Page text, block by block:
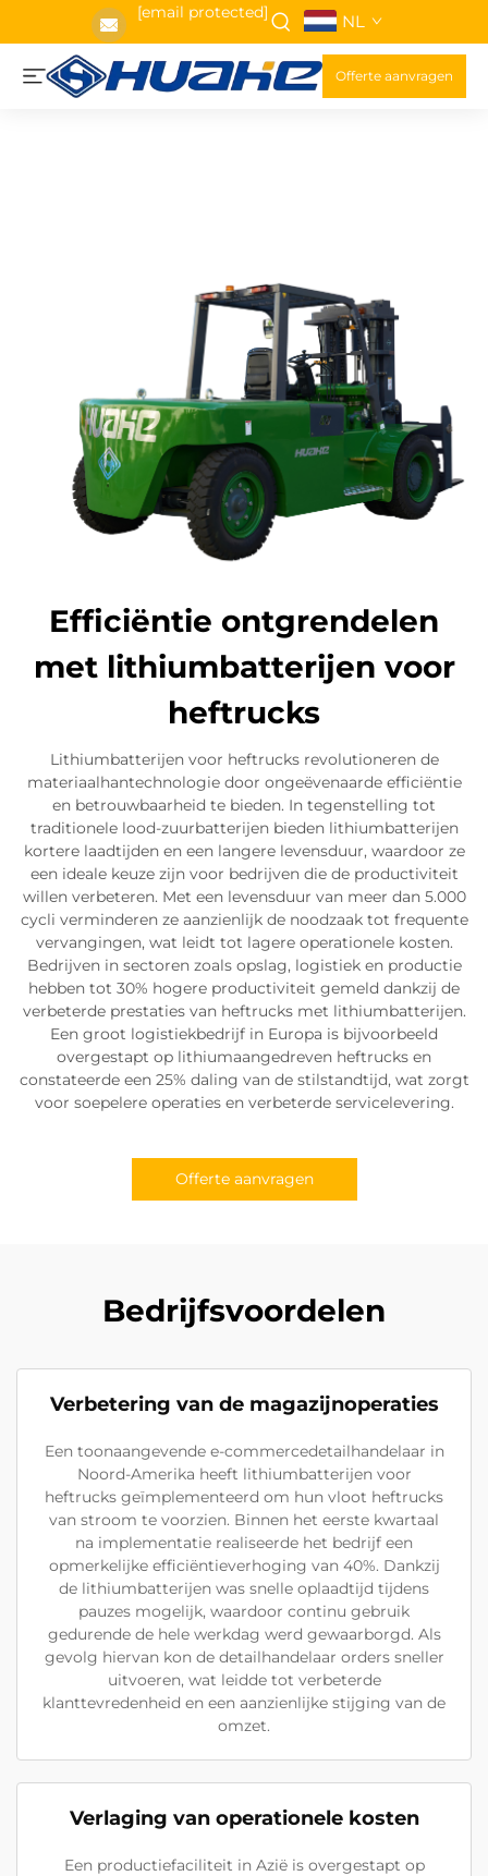
[email protected] NL
Offerte aanvragen
Efficiëntie ontgrendelen
met lithiumbatterijen voor
heftrucks
Lithiumbatterijen voor heftrucks revolutioneren de
materiaalhantechnologie door ongeëvenaarde efficiëntie
en betrouwbaarheid te bieden. In tegenstelling tot
traditionele lood-zuurbatterijen bieden lithiumbatterijen
kortere laadtijden en een langere levensduur, waardoor ze
een ideale keuze zijn voor bedrijven die de productiviteit
willen verbeteren. Met een levensduur van meer dan 5.000
cycli verminderen ze aanzienlijk de noodzaak tot frequente
vervangingen, wat leidt tot lagere operationele kosten.
Bedrijven in sectoren zoals opslag, logistiek en productie
hebben tot 30% hogere productiviteit gemeld dankzij de
verbeterde prestaties van heftrucks met lithiumbatterijen.
Een groot logistiekbedrijf in Europa is bijvoorbeeld
overgestapt op lithiumaangedreven heftrucks en
constateerde een 25% daling van de stilstandtijd, wat zorgt
voor soepelere operaties en verbeterde servicelevering.
Offerte aanvragen
Bedrijfsvoordelen
Verbetering van de magazijnoperaties
Een toonaangevende e-commercedetailhandelaar in
Noord-Amerika heeft lithiumbatterijen voor
heftrucks geïmplementeerd om hun vloot heftrucks
van stroom te voorzien. Binnen het eerste kwartaal
na implementatie realiseerde het bedrijf een
opmerkelijke efficiëntieverhoging van 40%. Dankzij
de lithiumbatterijen was snelle oplaadtijd tijdens
pauzes mogelijk, waardoor continu gebruik
gedurende de hele werkdag werd gewaarborgd. Als
gevolg hiervan kon de detailhandelaar orders sneller
uitvoeren, wat leidde tot verbeterde
klanttevredenheid en een aanzienlijke stijging van de
omzet.
Verlaging van operationele kosten
Een productiefaciliteit in Azië is overgestapt op